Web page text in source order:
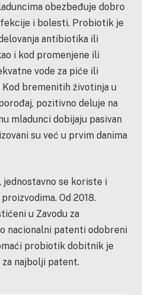
obezbeđuje dobro
i bolesti. Probiotik je
antibiotika ili
i kod promenjene ili
vode za piće ili
bremenitih životinja u
pozitivno deluje na
mladunci dobijaju pasivan
su već u prvim danima
jednostavno se koriste i
Od 2018.
u Zavodu za
nacionalni patenti odobreni
probiotik dobitnik je
za najbolji patent.